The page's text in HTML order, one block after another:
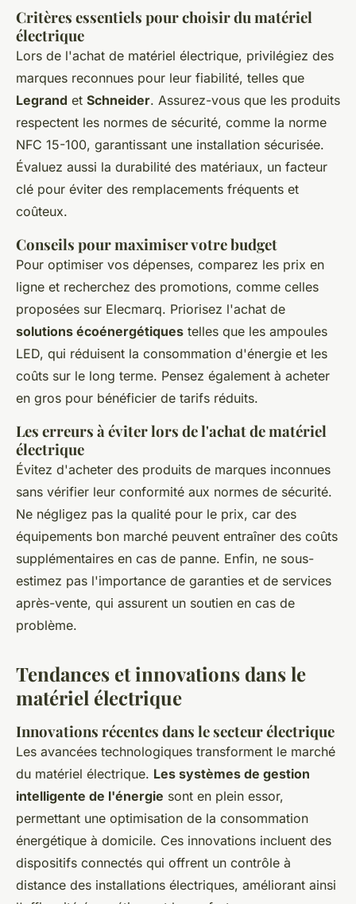
Critères essentiels pour choisir du matériel
électrique
Lors de l'achat de matériel électrique, privilégiez des
marques reconnues pour leur fiabilité, telles que
Legrand et Schneider. Assurez-vous que les produits
respectent les normes de sécurité, comme la norme
NFC 15-100, garantissant une installation sécurisée.
Évaluez aussi la durabilité des matériaux, un facteur
clé pour éviter des remplacements fréquents et
coûteux.
Conseils pour maximiser votre budget
Pour optimiser vos dépenses, comparez les prix en
ligne et recherchez des promotions, comme celles
proposées sur Elecmarq. Priorisez l'achat de
solutions écoénergétiques telles que les ampoules
LED, qui réduisent la consommation d'énergie et les
coûts sur le long terme. Pensez également à acheter
en gros pour bénéficier de tarifs réduits.
Les erreurs à éviter lors de l'achat de matériel
électrique
Évitez d'acheter des produits de marques inconnues
sans vérifier leur conformité aux normes de sécurité.
Ne négligez pas la qualité pour le prix, car des
équipements bon marché peuvent entraîner des coûts
supplémentaires en cas de panne. Enfin, ne sous-
estimez pas l'importance de garanties et de services
après-vente, qui assurent un soutien en cas de
problème.
Tendances et innovations dans le
matériel électrique
Innovations récentes dans le secteur électrique
Les avancées technologiques transforment le marché
du matériel électrique. Les systèmes de gestion
intelligente de l'énergie sont en plein essor,
permettant une optimisation de la consommation
énergétique à domicile. Ces innovations incluent des
dispositifs connectés qui offrent un contrôle à
distance des installations électriques, améliorant ainsi